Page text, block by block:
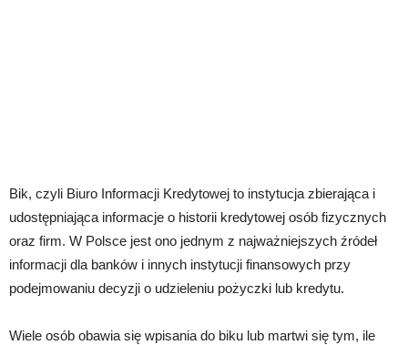
Bik, czyli Biuro Informacji Kredytowej to instytucja zbierająca i
udostępniająca informacje o historii kredytowej osób fizycznych
oraz firm. W Polsce jest ono jednym z najważniejszych źródeł
informacji dla banków i innych instytucji finansowych przy
podejmowaniu decyzji o udzieleniu pożyczki lub kredytu.
Wiele osób obawia się wpisania do biku lub martwi się tym, ile